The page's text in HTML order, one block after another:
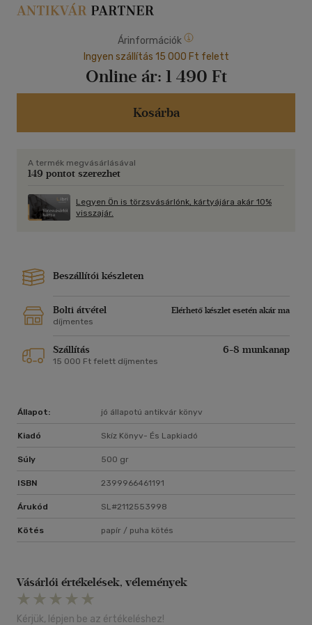
Árinformációk
Ingyen szállítás 15 000 Ft felett
Online ár: 1 490 Ft
Kosárba
A termék megvásárlásával
149 pontot szerezhet
Legyen Ön is törzsvásárlónk, kártyájára akár 10%
visszajár.
Beszállítói készleten
Bolti átvétel
Elérhető készlet esetén akár ma
díjmentes
Szállítás 6-8 munkanap
15 000 Ft felett díjmentes
Állapot: jó állapotú antikvár könyv
Kiadó Skíz Könyv- És Lapkiadó
Súly 500 gr
ISBN 2399966461191
Árukód SL#2112553998
Kötés papír / puha kötés
Vásárlói értékelések, vélemények
Kérjük, lépjen be az értékeléshez!